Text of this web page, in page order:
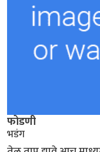
फोडणी
भडंग